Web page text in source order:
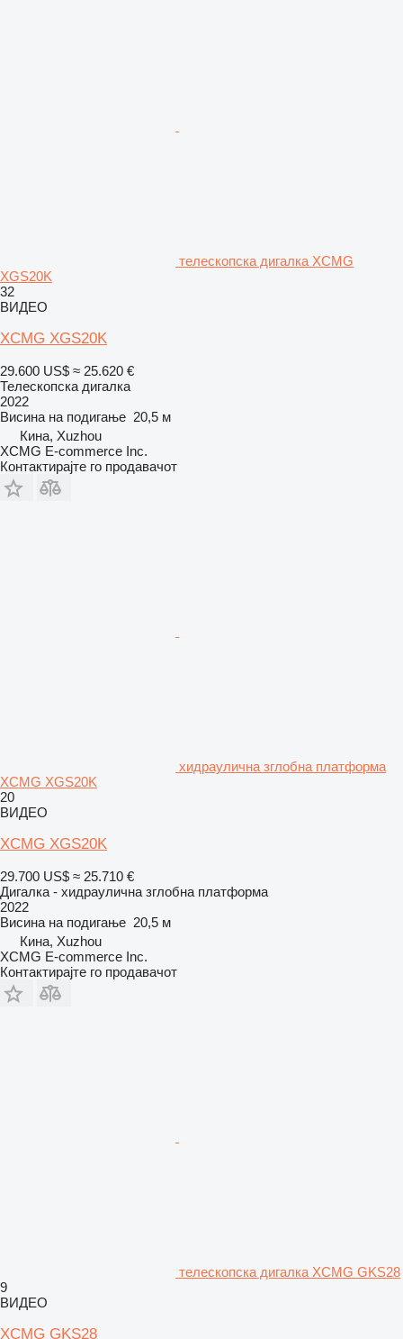
телескопска дигалка XCMG
XGS20K
32
ВИДЕО
XCMG XGS20K
29.600 US$ ≈ 25.620 €
Телескопска дигалка
2022
Висина на подигање 20,5 м
Кина, Xuzhou
XCMG E-commerce Inc.
Контактирајте го продавачот
хидраулична зглобна платформа
XCMG XGS20K
20
ВИДЕО
XCMG XGS20K
29.700 US$ ≈ 25.710 €
Дигалка - хидраулична зглобна платформа
2022
Висина на подигање 20,5 м
Кина, Xuzhou
XCMG E-commerce Inc.
Контактирајте го продавачот
телескопска дигалка XCMG GKS28
9
ВИДЕО
XCMG GKS28